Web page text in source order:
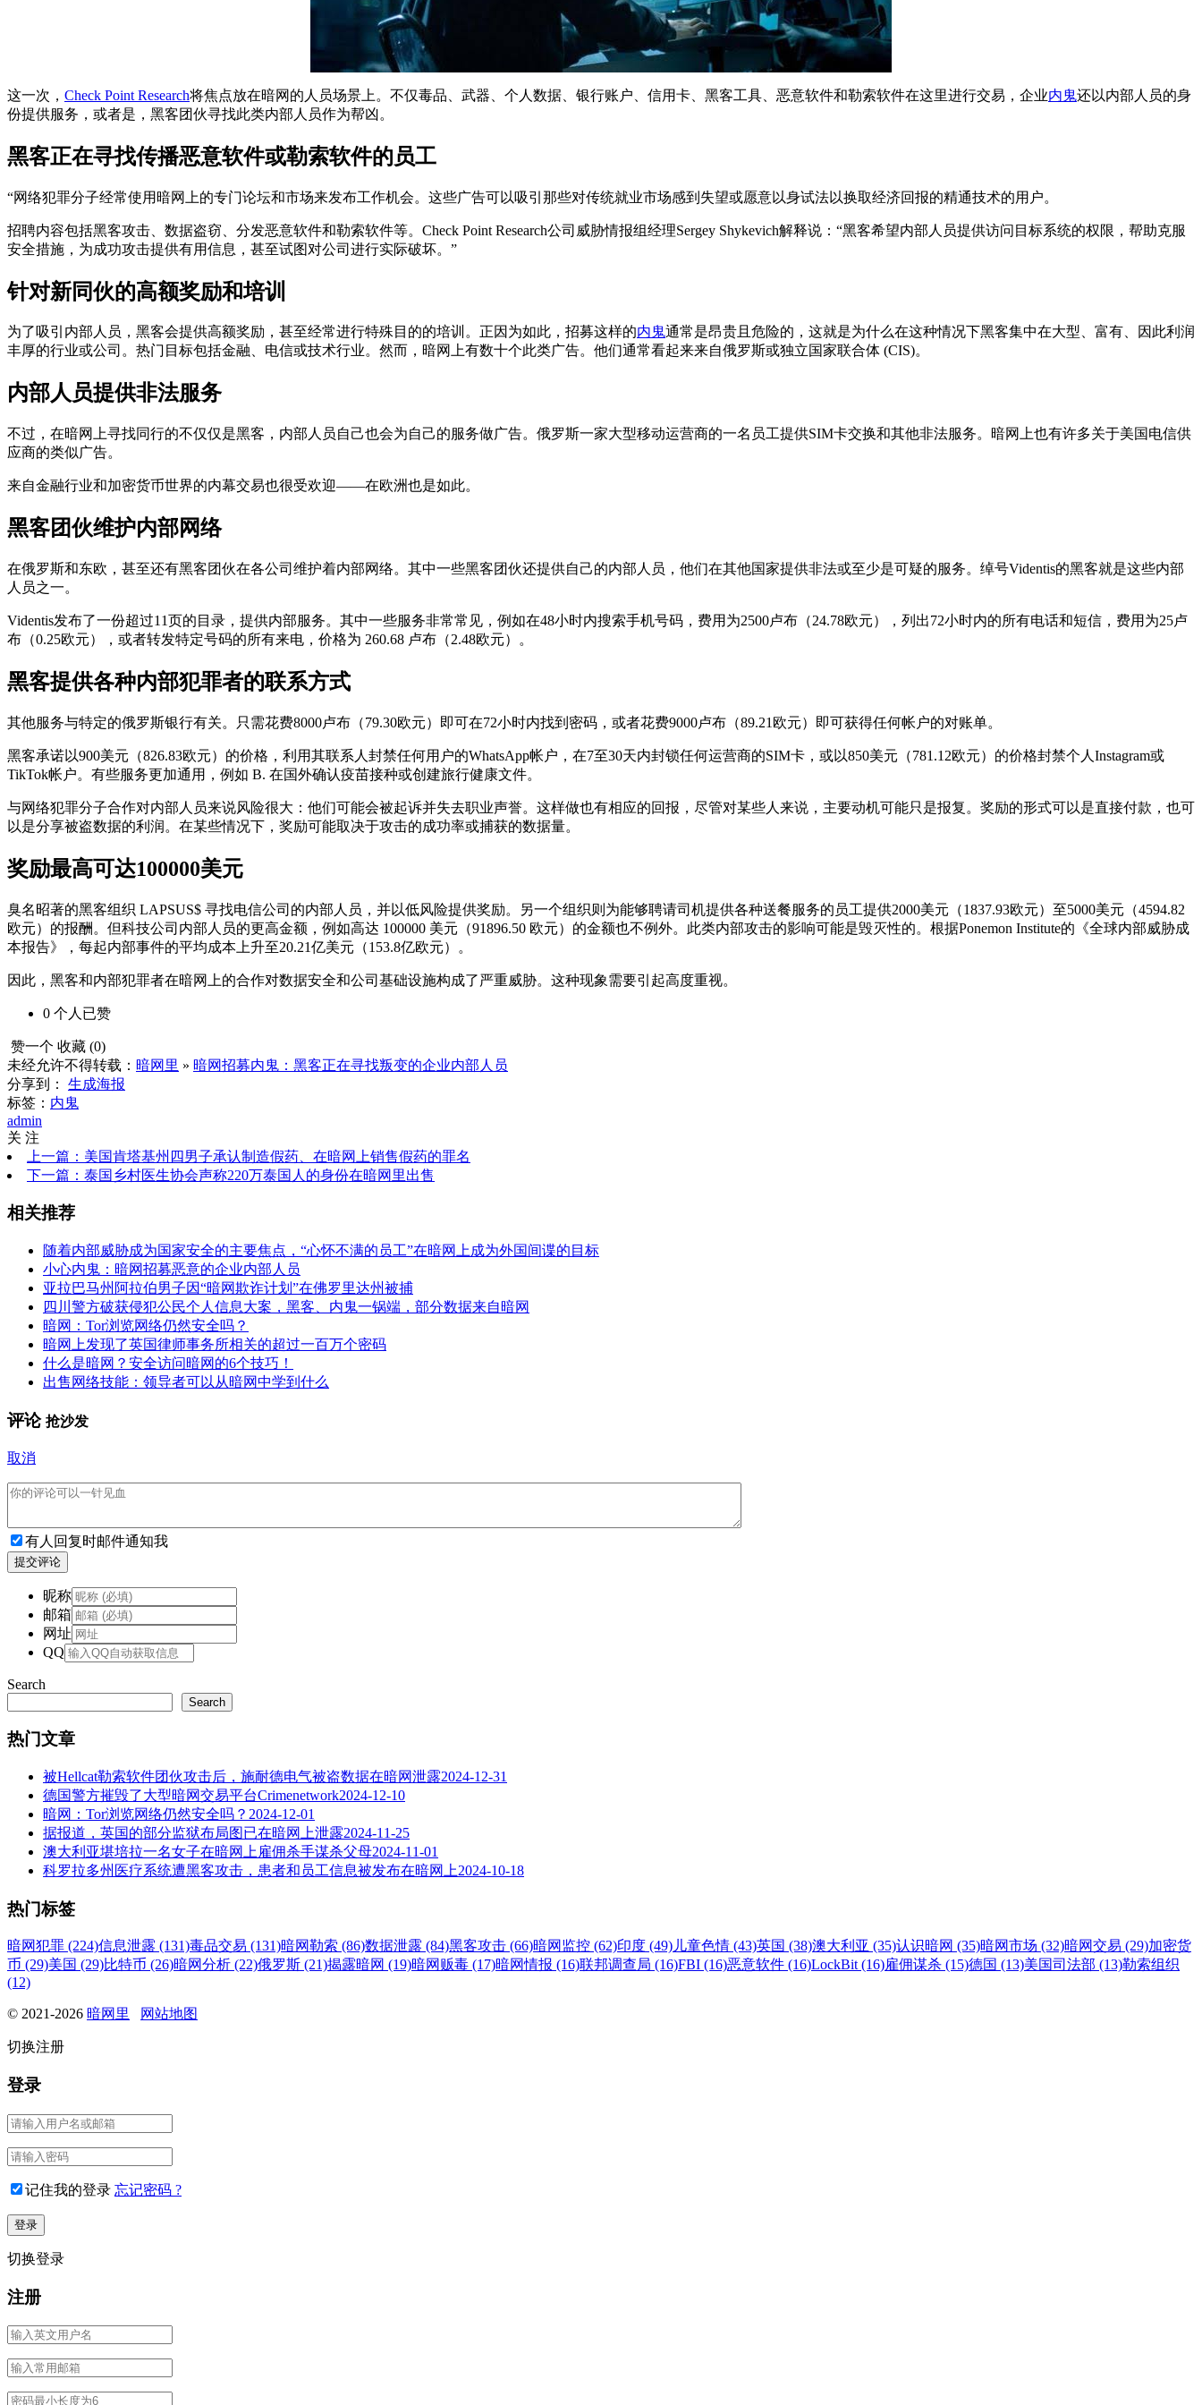
这一次， Check Point Research将焦点放在暗网的人员场景上。不仅毒品、武器、个人数据、银行账户、信用卡、黑客工具、恶意软件和勒索软件在这里进行交易，企业内鬼还以内部人员的身
份提供服务，或者是，黑客团伙寻找此类内部人员作为帮凶。
黑客正在寻找传播恶意软件或勒索软件的员工
“网络犯罪分子经常使用暗网上的专门论坛和市场来发布工作机会。这些广告可以吸引那些对传统就业市场感到失望或愿意以身试法以换取经济回报的精通技术的用户。
招聘内容包括黑客攻击、数据盗窃、分发恶意软件和勒索软件等。Check Point Research公司威胁情报组经理Sergey Shykevich解释说：“黑客希望内部人员提供访问目标系统的权限，帮助克服
安全措施，为成功攻击提供有用信息，甚至试图对公司进行实际破坏。”
针对新同伙的高额奖励和培训
为了吸引内部人员，黑客会提供高额奖励，甚至经常进行特殊目的的培训。正因为如此，招募这样的内鬼通常是昂贵且危险的，这就是为什么在这种情况下黑客集中在大型、富有、因此利润
丰厚的行业或公司。热门目标包括金融、电信或技术行业。然而，暗网上有数十个此类广告。他们通常看起来来自俄罗斯或独立国家联合体 (CIS)。
内部人员提供非法服务
不过，在暗网上寻找同行的不仅仅是黑客，内部人员自己也会为自己的服务做广告。俄罗斯一家大型移动运营商的一名员工提供SIM卡交换和其他非法服务。暗网上也有许多关于美国电信供
应商的类似广告。
来自金融行业和加密货币世界的内幕交易也很受欢迎——在欧洲也是如此。
黑客团伙维护内部网络
在俄罗斯和东欧，甚至还有黑客团伙在各公司维护着内部网络。其中一些黑客团伙还提供自己的内部人员，他们在其他国家提供非法或至少是可疑的服务。绰号Videntis的黑客就是这些内部
人员之一。
Videntis发布了一份超过11页的目录，提供内部服务。其中一些服务非常常见，例如在48小时内搜索手机号码，费用为2500卢布（24.78欧元），列出72小时内的所有电话和短信，费用为25卢
布（0.25欧元），或者转发特定号码的所有来电，价格为 260.68 卢布（2.48欧元）。
黑客提供各种内部犯罪者的联系方式
其他服务与特定的俄罗斯银行有关。只需花费8000卢布（79.30欧元）即可在72小时内找到密码，或者花费9000卢布（89.21欧元）即可获得任何帐户的对账单。
黑客承诺以900美元（826.83欧元）的价格，利用其联系人封禁任何用户的WhatsApp帐户，在7至30天内封锁任何运营商的SIM卡，或以850美元（781.12欧元）的价格封禁个人Instagram或
TikTok帐户。有些服务更加通用，例如 B. 在国外确认疫苗接种或创建旅行健康文件。
与网络犯罪分子合作对内部人员来说风险很大：他们可能会被起诉并失去职业声誉。这样做也有相应的回报，尽管对某些人来说，主要动机可能只是报复。奖励的形式可以是直接付款，也可
以是分享被盗数据的利润。在某些情况下，奖励可能取决于攻击的成功率或捕获的数据量。
奖励最高可达100000美元
臭名昭著的黑客组织 LAPSUS$ 寻找电信公司的内部人员，并以低风险提供奖励。另一个组织则为能够聘请司机提供各种送餐服务的员工提供2000美元（1837.93欧元）至5000美元（4594.82
欧元）的报酬。但科技公司内部人员的更高金额，例如高达 100000 美元（91896.50 欧元）的金额也不例外。此类内部攻击的影响可能是毁灭性的。根据Ponemon Institute的《全球内部威胁成
本报告》，每起内部事件的平均成本上升至20.21亿美元（153.8亿欧元）。
因此，黑客和内部犯罪者在暗网上的合作对数据安全和公司基础设施构成了严重威胁。这种现象需要引起高度重视。
0 个人 已赞
赞一个 收藏 (0)
未经允许不得转载： 暗网里 » 暗网招募内鬼：黑客正在寻找叛变的企业内部人员
分享到：
生成海报
标签： 内鬼
admin
关 注
上一篇：美国肯塔基州四男子承认制造假药、在暗网上销售假药的罪名
下一篇：泰国乡村医生协会声称220万泰国人的身份在暗网里出售
相关推荐
随着内部威胁成为国家安全的主要焦点，“心怀不满的员工”在暗网上成为外国间谍的目标
小心内鬼：暗网招募恶意的企业内部人员
亚拉巴马州阿拉伯男子因“暗网欺诈计划”在佛罗里达州被捕
四川警方破获侵犯公民个人信息大案，黑客、内鬼一锅端，部分数据来自暗网
暗网：Tor浏览网络仍然安全吗？
暗网上发现了英国律师事务所相关的超过一百万个密码
什么是暗网？安全访问暗网的6个技巧！
出售网络技能：领导者可以从暗网中学到什么
评论 抢沙发
取消
有人回复时邮件通知我
提交评论
昵称
邮箱
网址
QQ
Search
Search
热门文章
被Hellcat勒索软件团伙攻击后，施耐德电气被盗数据在暗网泄露2024-12-31
德国警方摧毁了大型暗网交易平台Crimenetwork2024-12-10
暗网：Tor浏览网络仍然安全吗？ 2024-12-01
据报道，英国的部分监狱布局图已在暗网上泄露2024-11-25
澳大利亚堪培拉一名女子在暗网上雇佣杀手谋杀父母2024-11-01
科罗拉多州医疗系统遭黑客攻击，患者和员工信息被发布在暗网上2024-10-18
热门标签
暗网犯罪 (224)信息泄露 (131)毒品交易 (131)暗网勒索 (86)数据泄露 (84)黑客攻击 (66)暗网监控 (62)印度 (49)儿童色情 (43)英国 (38)澳大利亚 (35)认识暗网 (35)暗网市场 (32)暗网交易 (29)加密货
币 (29)美国 (29)比特币 (26)暗网分析 (22)俄罗斯 (21)揭露暗网 (19)暗网贩毒 (17)暗网情报 (16)联邦调查局 (16)FBI (16)恶意软件 (16)LockBit (16)雇佣谋杀 (15)德国 (13)美国司法部 (13)勒索组织
(12)
© 2021-2026 暗网里 网站地图
切换注册
登录
记住我的登录 忘记密码 ?
切换登录
注册